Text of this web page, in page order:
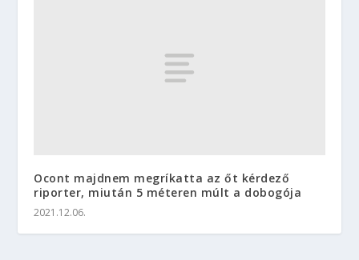
Ocont majdnem megríkatta az őt kérdező
riporter, miután 5 méteren múlt a dobogója
2021.12.06.